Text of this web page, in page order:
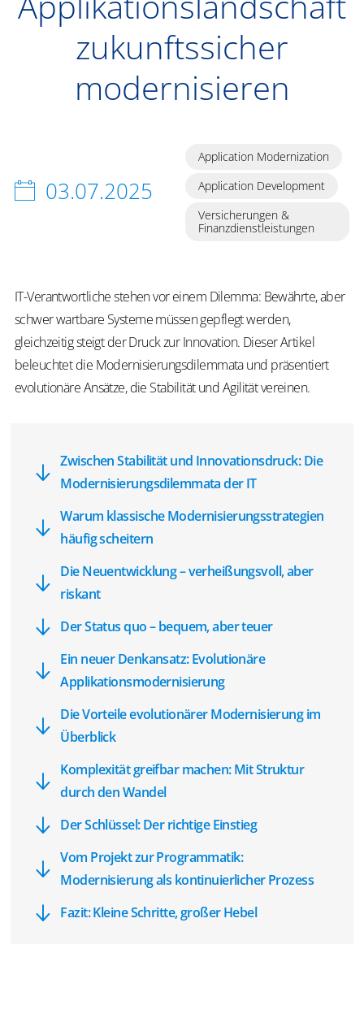
zukunftssicher
modernisieren
03.07.2025
Application Modernization
Application Development
Versicherungen &
Finanzdienstleistungen
IT-Verantwortliche stehen vor einem Dilemma: Bewährte, aber
schwer wartbare Systeme müssen gepflegt werden,
gleichzeitig steigt der Druck zur Innovation. Dieser Artikel
beleuchtet die Modernisierungsdilemmata und präsentiert
evolutionäre Ansätze, die Stabilität und Agilität vereinen.
Zwischen Stabilität und Innovationsdruck: Die
Modernisierungsdilemmata der IT
Warum klassische Modernisierungsstrategien
häufig scheitern
Die Neuentwicklung – verheißungsvoll, aber
riskant
Der Status quo – bequem, aber teuer
Ein neuer Denkansatz: Evolutionäre
Applikationsmodernisierung
Die Vorteile evolutionärer Modernisierung im
Überblick
Komplexität greifbar machen: Mit Struktur
durch den Wandel
Der Schlüssel: Der richtige Einstieg
Vom Projekt zur Programmatik:
Modernisierung als kontinuierlicher Prozess
Fazit: Kleine Schritte, großer Hebel